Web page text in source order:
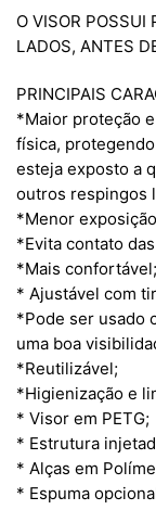
O VISOR POSSUI
LADOS, ANTES
PRINCIPAIS
*Maior proteção
física,
esteja exposto a
outros respingos
*Menor
*Evita contato
*Mais confortável;
* Ajustável com
*Pode ser usado
uma boa
*Reutilizável;
*Higienização e
* Visor em PETG;
* Estrutura
* Alças em
* Espuma